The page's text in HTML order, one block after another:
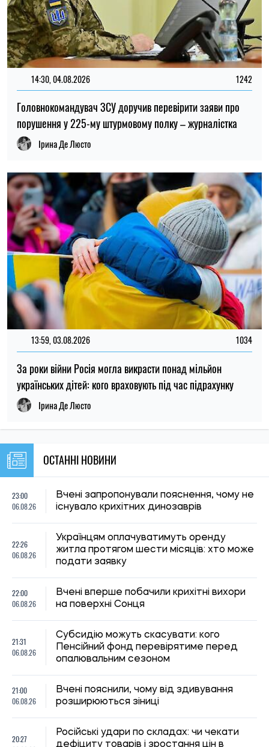
14:30, 04.08.2026 1242
Головнокомандувач ЗСУ доручив перевірити заяви про
порушення у 225-му штурмовому полку – журналістка
Ірина Де Люсто
13:59, 03.08.2026 1034
За роки війни Росія могла викрасти понад мільйон
українських дітей: кого враховують під час підрахунку
Ірина Де Люсто
ОСТАННІ НОВИНИ
23:00
06.08.26
Вчені запропонували пояснення, чому не
існувало крихітних динозаврів
22:26
06.08.26
Українцям оплачуватимуть оренду
житла протягом шести місяців: хто може
подати заявку
22:00
06.08.26
Вчені вперше побачили крихітні вихори
на поверхні Сонця
21:31
06.08.26
Субсидію можуть скасувати: кого
Пенсійний фонд перевірятиме перед
опалювальним сезоном
21:00
06.08.26
Вчені пояснили, чому від здивування
розширюються зіниці
20:27
Російські удари по складах: чи чекати
дефіциту товарів і зростання цін в